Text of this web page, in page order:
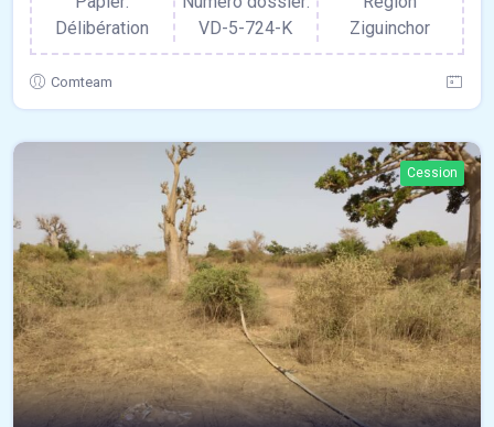
Délibération
VD-5-724-K
Ziguinchor
Comteam
Cession